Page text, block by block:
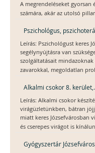
A megrendeléseket gyorsan
számára, akár az utolsó
Pszichológus,
Leírás: Pszichológust keres
segélynyújtásra van
szolgáltatásait
zavarokkal, megoldatlan
Alkalmi csokor 8.
Leírás: Alkalmi csokor
virágüzletünkben, bátran
miatt keres Józsefvárosban
és cserepes virágot is
Gyógyszertár